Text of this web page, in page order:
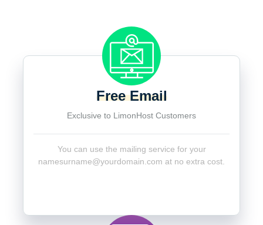
Free Email
Exclusive to LimonHost Customers
You can use the mailing service for your
namesurname@yourdomain.com at no extra cost.